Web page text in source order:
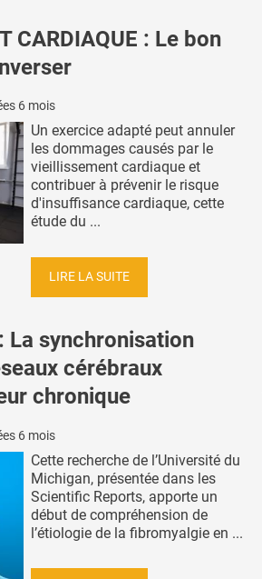
CARDIAQUE : Le bon
6 mois
Un exercice adapté peut annuler
les dommages causés par le
vieillissement cardiaque et
contribuer à prévenir le risque
d'insuffisance cardiaque, cette
étude du ...
LIRE LA SUITE
La synchronisation
cérébraux
chronique
6 mois
Cette recherche de l’Université du
Michigan, présentée dans les
Scientific Reports, apporte un
début de compréhension de
l’étiologie de la fibromyalgie en ...